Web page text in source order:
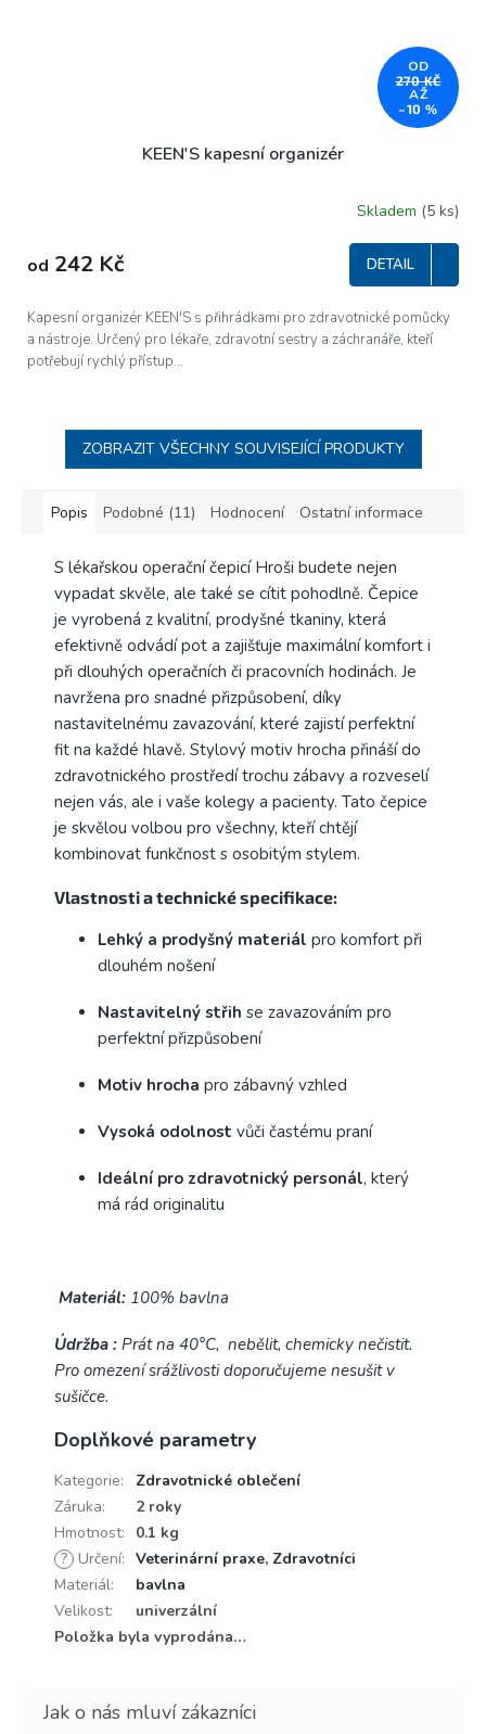
OD
270 KČ
AŽ
–10 %
KEEN'S kapesní organizér
Skladem (5 ks)
od 242 Kč DETAIL
Kapesní organizér KEEN'S s přihrádkami pro zdravotnické pomůcky
a nástroje. Určený pro lékaře, zdravotní sestry a záchranáře, kteří
potřebují rychlý přístup...
ZOBRAZIT VŠECHNY SOUVISEJÍCÍ PRODUKTY
Popis Podobné (11) Hodnocení Ostatní informace
S lékařskou operační čepicí Hroši budete nejen
vypadat skvěle, ale také se cítit pohodlně. Čepice
je vyrobená z kvalitní, prodyšné tkaniny, která
efektivně odvádí pot a zajišťuje maximální komfort i
při dlouhých operačních či pracovních hodinách. Je
navržena pro snadné přizpůsobení, díky
nastavitelnému zavazování, které zajistí perfektní
fit na každé hlavě. Stylový motiv hrocha přináší do
zdravotnického prostředí trochu zábavy a rozveselí
nejen vás, ale i vaše kolegy a pacienty. Tato čepice
je skvělou volbou pro všechny, kteří chtějí
kombinovat funkčnost s osobitým stylem.
Vlastnosti a technické specifikace:
Lehký a prodyšný materiál pro komfort při
dlouhém nošení
Nastavitelný střih se zavazováním pro
perfektní přizpůsobení
Motiv hrocha pro zábavný vzhled
Vysoká odolnost vůči častému praní
Ideální pro zdravotnický personál, který
má rád originalitu
Materiál: 100% bavlna
Údržba : Prát na 40°C, nebělit, chemicky nečistit.
Pro omezení srážlivosti doporučujeme nesušit v
sušičce.
Doplňkové parametry
Kategorie:
Zdravotnické oblečení
Záruka:
2 roky
Hmotnost:
0.1 kg
? Určení: Veterinární praxe, Zdravotníci
Materiál:
bavlna
Velikost:
univerzální
Položka byla vyprodána…